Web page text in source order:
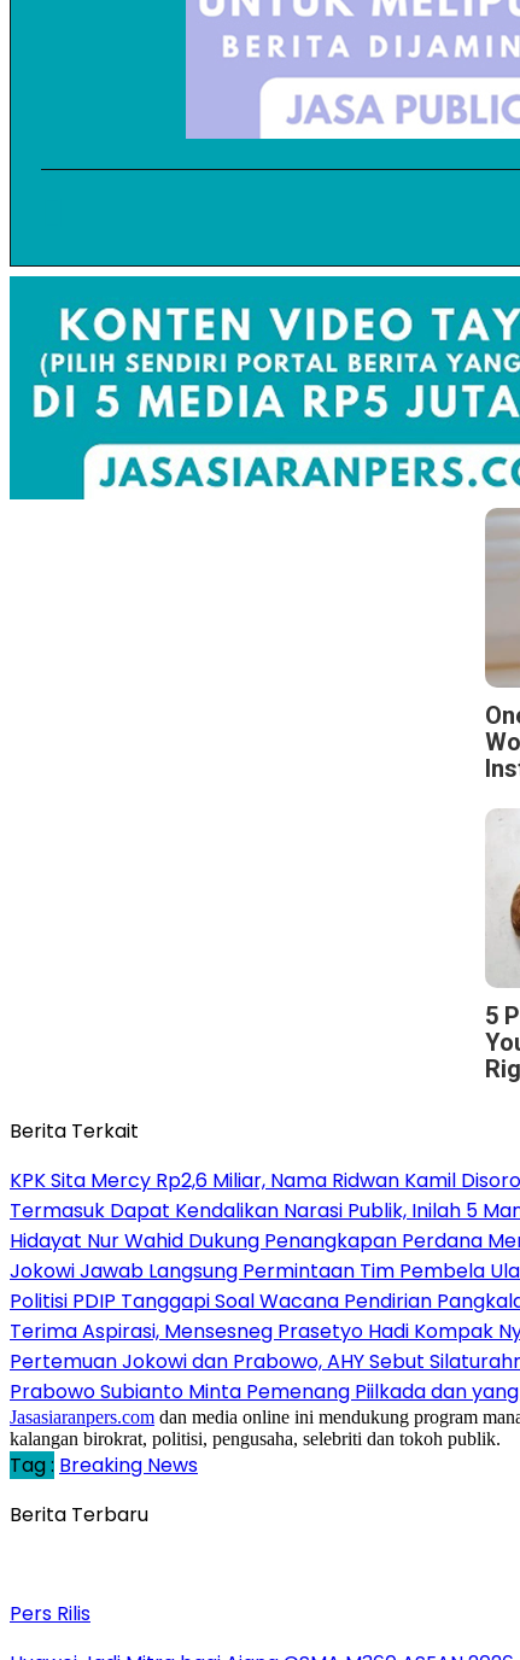
5
Berita Terkait
KPK Sita Mercy Rp2,6 Miliar, Nama Ridwan Kamil
Termasuk Dapat Kendalikan Narasi Publik, Inilah 5
Hidayat Nur Wahid Dukung Penangkapan Perdana
Jokowi Jawab Langsung Permintaan Tim Pembela
Politisi PDIP Tanggapi Soal Wacana Pendirian
Terima Aspirasi, Mensesneg Prasetyo Hadi Kompak
Pertemuan Jokowi dan Prabowo, AHY Sebut
Prabowo Subianto Minta Pemenang Piilkada dan
Jasasiaranpers.com dan media online ini mendukung program
kalangan birokrat, politisi, pengusaha, selebriti dan tokoh publik.
Tag : Breaking News
Berita Terbaru
Pers Rilis